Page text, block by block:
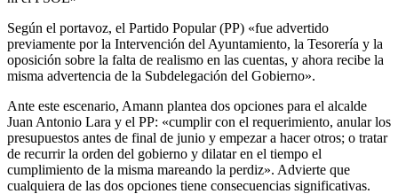
Según el portavoz, el Partido Popular (PP) «fue advertido
previamente por la Intervención del Ayuntamiento, la Tesorería y la
oposición sobre la falta de realismo en las cuentas, y ahora recibe la
misma advertencia de la Subdelegación del Gobierno».
Ante este escenario, Amann plantea dos opciones para el alcalde
Juan Antonio Lara y el PP: «cumplir con el requerimiento, anular los
presupuestos antes de final de junio y empezar a hacer otros; o tratar
de recurrir la orden del gobierno y dilatar en el tiempo el
cumplimiento de la misma mareando la perdiz». Advierte que
cualquiera de las dos opciones tiene consecuencias significativas.